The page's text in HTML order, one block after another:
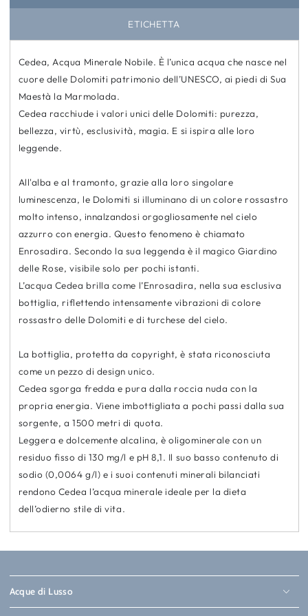
ETICHETTA
Cedea, Acqua Minerale Nobile. È l’unica acqua che nasce nel
cuore delle Dolomiti patrimonio dell’UNESCO, ai piedi di Sua
Maestà la Marmolada.
Cedea racchiude i valori unici delle Dolomiti: purezza,
bellezza, virtù, esclusività, magia. E si ispira alle loro
leggende.
All'alba e al tramonto, grazie alla loro singolare
luminescenza, le Dolomiti si illuminano di un colore rossastro
molto intenso, innalzandosi orgogliosamente nel cielo
azzurro con energia. Questo fenomeno è chiamato
Enrosadira. Secondo la sua leggenda è il magico Giardino
delle Rose, visibile solo per pochi istanti.
L’acqua Cedea brilla come l’Enrosadira, nella sua esclusiva
bottiglia, riflettendo intensamente vibrazioni di colore
rossastro delle Dolomiti e di turchese del cielo.
La bottiglia, protetta da copyright, è stata riconosciuta
come un pezzo di design unico.
Cedea sgorga fredda e pura dalla roccia nuda con la
propria energia. Viene imbottigliata a pochi passi dalla sua
sorgente, a 1500 metri di quota.
Leggera e dolcemente alcalina, è oligominerale con un
residuo fisso di 130 mg/l e pH 8,1. Il suo basso contenuto di
sodio (0,0064 g/l) e i suoi contenuti minerali bilanciati
rendono Cedea l’acqua minerale ideale per la dieta
dell’odierno stile di vita.
Acque di Lusso